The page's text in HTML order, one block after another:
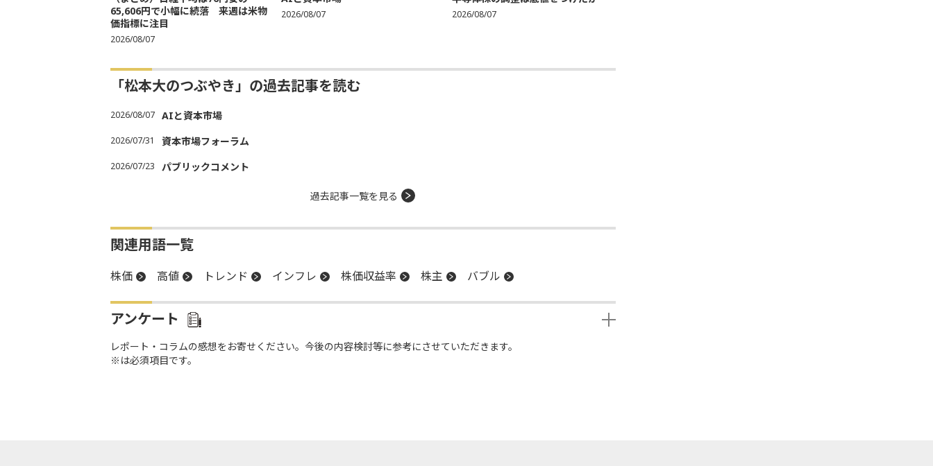
65,606円で小幅に続落 来週は米物
価指標に注目
2026/08/07
2026/08/07 2026/08/07
「松本大のつぶやき」の過去記事を読む
2026/08/07 AIと資本市場
2026/07/31 資本市場フォーラム
2026/07/23 パブリックコメント
過去記事一覧を見る
関連用語一覧
株価 高値 トレンド インフレ 株価収益率 株主 バブル
アンケート
レポート・コラムの感想をお寄せください。今後の内容検討等に参考にさせていただきます。
※は必須項目です。